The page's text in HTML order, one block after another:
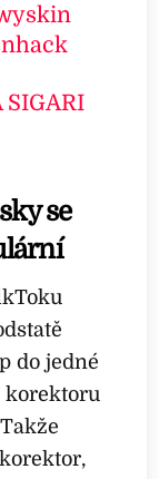
se
do jedné
korektoru